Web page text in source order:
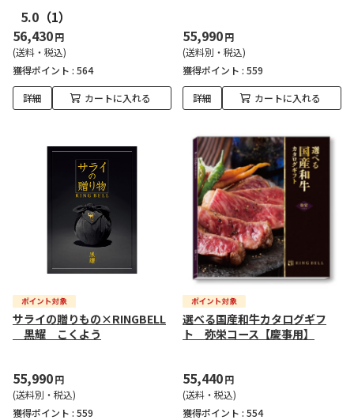
5.0 （1）
56,430円
(送料・税込)
獲得ポイント : 564
詳細 カートに入れる
55,990円
(送料別・税込)
獲得ポイント : 559
詳細 カートに入れる
サライの贈りもの×RINGBELL
黒耀 こくよう
55,990円
(送料別・税込)
獲得ポイント : 559
選べる国産和牛カタログギフ
ト 弥栄コース【慶事用】
55,440円
(送料・税込)
獲得ポイント : 554